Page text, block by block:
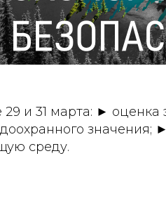
и 31 марта: ►
значения;
среду.